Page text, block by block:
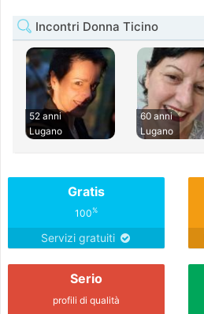
Incontri Donna Ticino
52 anni
Lugano
60 anni
Lugano
Gratis
100%
Servizi gratuiti
Serio
profili di qualità